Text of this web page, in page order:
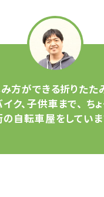
方ができる折りたた
ク、子供車まで、 ち
の自転車屋をしていま
カゴヤ